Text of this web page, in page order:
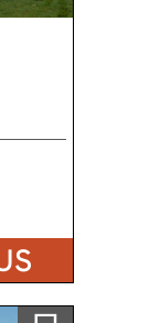
Ajouter a ma sélection